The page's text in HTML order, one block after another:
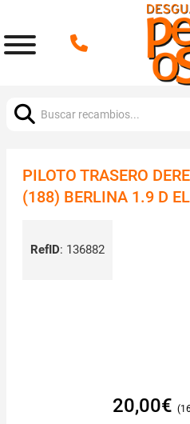
PILOTO TRASERO
(188) BERLINA 1.9 D
RefID: 136882
20,00€